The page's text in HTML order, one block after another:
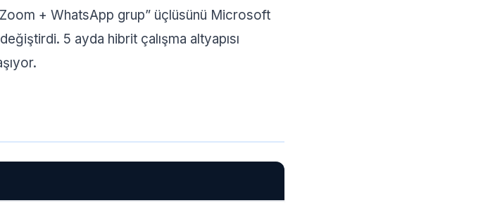
+ WhatsApp grup” üçlüsünü Microsoft
5 ayda hibrit çalışma altyapısı